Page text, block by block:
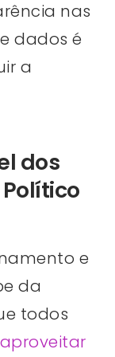
nas
dados é
a
dos
e
da
todos
aproveitar